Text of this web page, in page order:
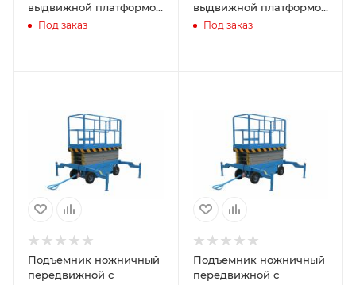
выдвижной платформой
аккумуляторный 500 кг,
Под заказ
выдвижной платформой
аккумуляторный 500 кг,
Под заказ
Подъемник ножничный
передвижной с
Подъемник ножничный
передвижной с